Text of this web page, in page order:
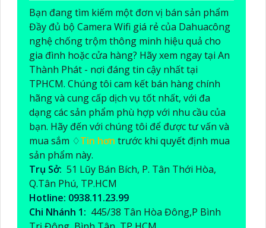
Bạn đang tìm kiếm một đơn vị bán sản phẩm
Đầy đủ bộ Camera Wifi giá rẻ của Dahuacông
nghệ chống trộm thông minh hiệu quả cho
gia đình hoặc cửa hàng? Hãy xem ngay tại An
Thành Phát - nơi đáng tin cậy nhất tại
TPHCM. Chúng tôi cam kết bán hàng chính
hãng và cung cấp dịch vụ tốt nhất, với đa
dạng các sản phẩm phù hợp với nhu cầu của
bạn. Hãy đến với chúng tôi để được tư vấn và
mua sắm ♢Tin hơn trước khi quyết định mua
sản phẩm này.
Trụ Sở: 51 Lũy Bán Bích, P. Tân Thới Hòa,
Q.Tân Phú, TP.HCM
Hotline: 0938.11.23.99
Chi Nhánh 1: 445/38 Tân Hòa Đông,P Bình